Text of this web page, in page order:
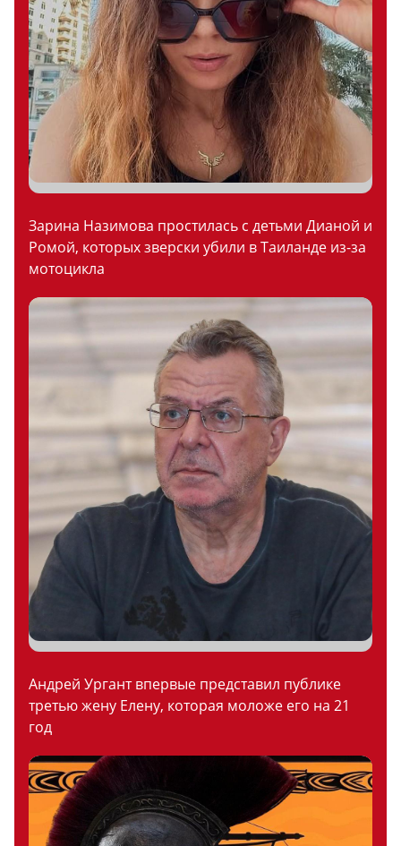
Зарина Назимова простилась с детьми Дианой и
Ромой, которых зверски убили в Таиланде из-за
мотоцикла
Андрей Ургант впервые представил публике
третью жену Елену, которая моложе его на 21
год